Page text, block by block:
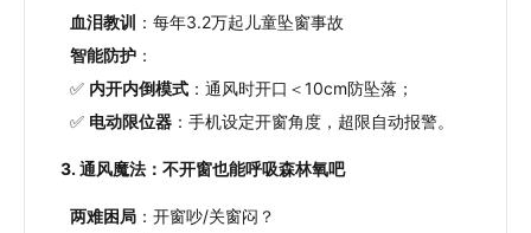
血泪教训 ：每年3.2万起儿童坠窗事故
智能防护：
✅ 内开内倒模式：通风时开口＜10cm防坠落；
✅ 电动限位器：手机设定开窗角度，超限自动报警。
3. 通风魔法：不开窗也能呼吸森林氧吧
两难困局：开窗吵/关窗闷？